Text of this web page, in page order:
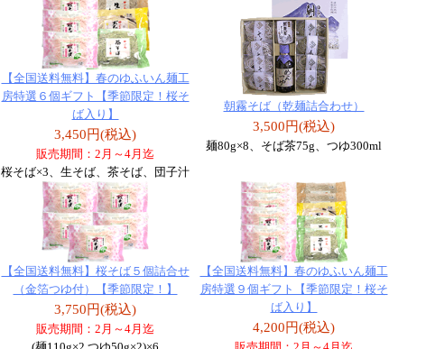
【全国送料無料】春のゆふいん麺工
房特選６個ギフト【季節限定！桜そ
ば入り】
3,450円(税込)
販売期間：2月～4月迄
桜そば×3、生そば、茶そば、団子汁
朝霧そば（乾麺詰合わせ）
3,500円(税込)
麺80g×8、そば茶75g、つゆ300ml
【全国送料無料】桜そば５個詰合せ
（金箔つゆ付）【季節限定！】
3,750円(税込)
販売期間：2月～4月迄
【全国送料無料】春のゆふいん麺工
房特選９個ギフト【季節限定！桜そ
ば入り】
4,200円(税込)